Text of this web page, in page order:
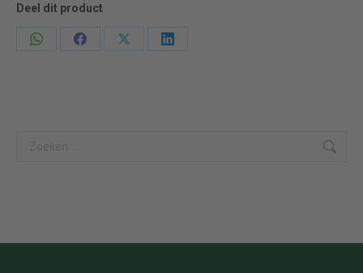
Deel dit product
Deel
Deel
Deel
Deel